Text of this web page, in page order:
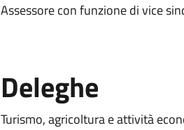
Assessore con funzione di vice
Deleghe
Turismo, agricoltura e attività